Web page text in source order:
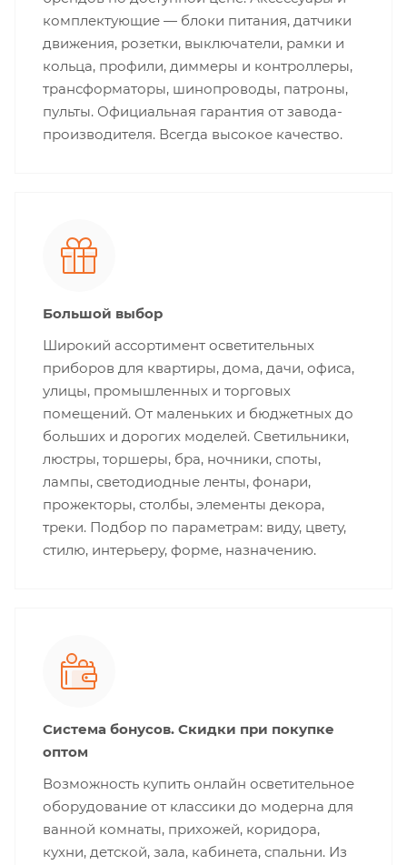
комплектующие — блоки питания, датчики
движения, розетки, выключатели, рамки и
кольца, профили, диммеры и контроллеры,
трансформаторы, шинопроводы, патроны,
пульты. Официальная гарантия от завода-
производителя. Всегда высокое качество.
Большой выбор
Широкий ассортимент осветительных
приборов для квартиры, дома, дачи, офиса,
улицы, промышленных и торговых
помещений. От маленьких и бюджетных до
больших и дорогих моделей. Светильники,
люстры, торшеры, бра, ночники, споты,
лампы, светодиодные ленты, фонари,
прожекторы, столбы, элементы декора,
треки. Подбор по параметрам: виду, цвету,
стилю, интерьеру, форме, назначению.
Система бонусов. Скидки при покупке
оптом
Возможность купить онлайн осветительное
оборудование от классики до модерна для
ванной комнаты, прихожей, коридора,
кухни, детской, зала, кабинета, спальни. Из